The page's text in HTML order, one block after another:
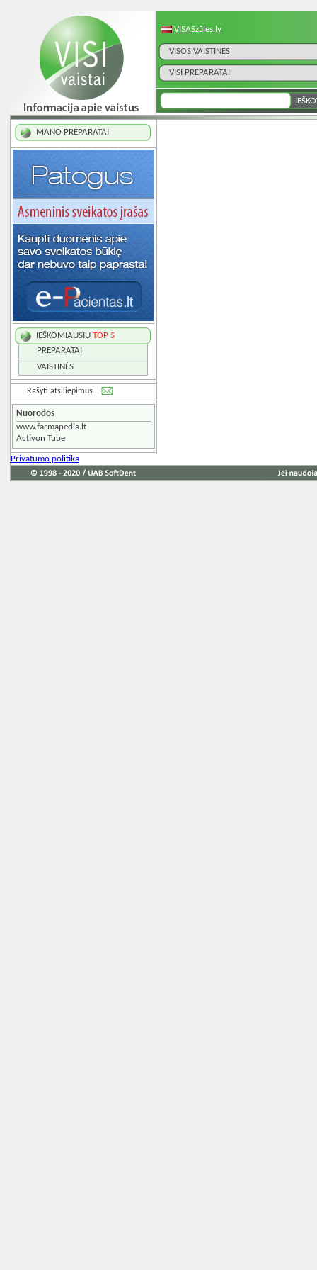
VISASzāles.lv
VISOS VAISTINĖS
VISI PREPARATAI
MANO PREPARATAI
IEŠKOMIAUSIŲ TOP 5
PREPARATAI
VAISTINĖS
Rašyti atsiliepimus...
Nuorodos
www.farmapedia.lt
Activon Tube
Privatumo politika